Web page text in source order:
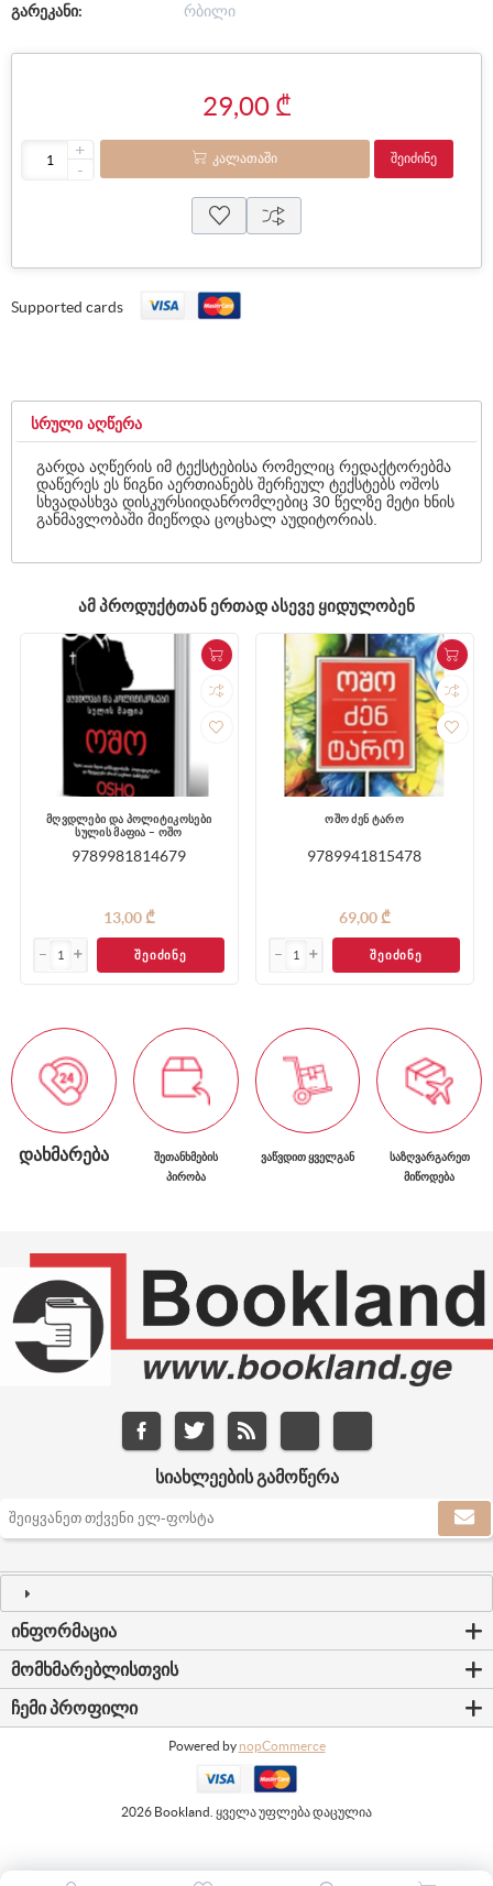
გარეკანი:
რბილი
29,00 ₾
+
-
ᲙᲐᲚᲐᲗᲐᲨᲘ ᲨᲔᲘᲫᲘᲜᲔ
Supported cards
ᲡᲠᲣᲚᲘ ᲐᲦᲬᲔᲠᲐ
გარდა აღწერის იმ ტექსტებისა რომელიც რედაქტორებმა
დაწერეს ეს წიგნი აერთიანებს შერჩეულ ტექსტებს ოშოს
სხვადასხვა დისკურსიიდანრომლებიც 30 წელზე მეტი ხნის
განმავლობაში მიეწოდა ცოცხალ აუდიტორიას.
ᲐᲛ ᲞᲠᲝᲓᲣᲥᲢᲗᲐᲜ ᲔᲠᲗᲐᲓ ᲐᲡᲔᲕᲔ ᲧᲘᲓᲣᲚᲝᲑᲔᲜ
მღვდლები და პოლიტიკოსები
სულის მაფია – ოშო
9789981814679
13,00 ₾
ᲨᲔᲘᲫᲘᲜᲔ
ოშო ძენ ტარო
9789941815478
69,00 ₾
ᲨᲔᲘᲫᲘᲜᲔ
ᲓᲐᲮᲛᲐᲠᲔᲑᲐ
ᲨᲔᲗᲐᲜᲮᲛᲔᲑᲘᲡ
ᲞᲘᲠᲝᲑᲐ
ᲕᲐᲬᲕᲓᲘᲗ ᲧᲕᲔᲚᲒᲐᲜ
ᲡᲐᲖᲦᲕᲐᲠᲒᲐᲠᲔᲗ
ᲛᲘᲬᲝᲓᲔᲑᲐ
ᲡᲘᲐᲮᲚᲔᲔᲑᲘᲡ ᲒᲐᲛᲝᲬᲔᲠᲐ
ᲘᲜᲤᲝᲠᲛᲐᲪᲘᲐ
ᲛᲝᲛᲮᲛᲐᲠᲔᲑᲚᲘᲡᲗᲕᲘᲡ
ᲩᲔᲛᲘ ᲞᲠᲝᲤᲘᲚᲘ
Powered by nopCommerce
2026 Bookland. ყველა უფლება დაცულია